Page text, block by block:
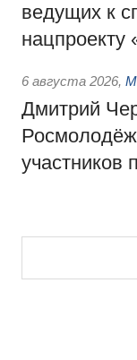
ведущих к
нацпроекту
6 августа 2026,
Дмитрий
участников